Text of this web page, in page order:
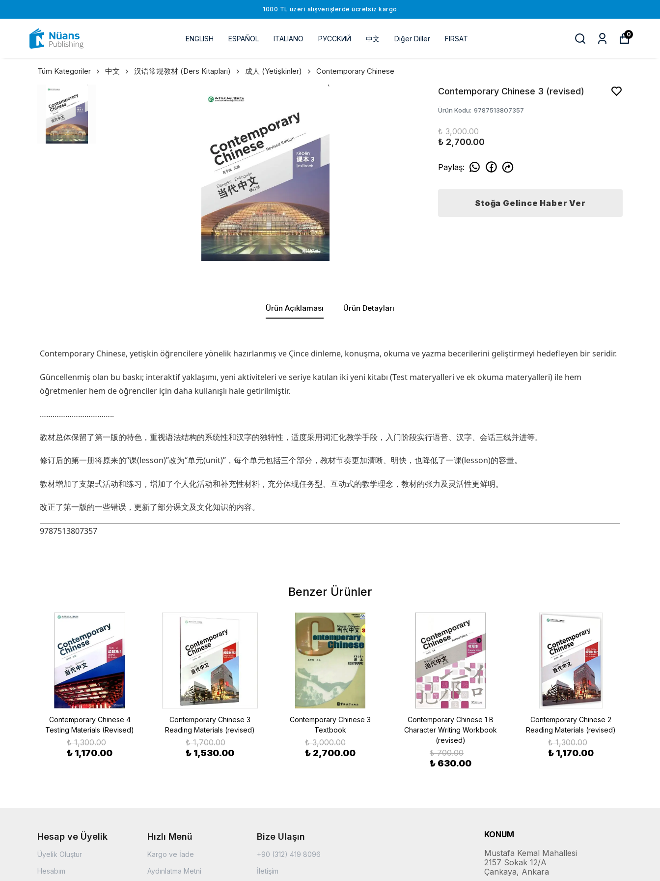
1000 TL üzeri alışverişlerde ücretsiz kargo
ENGLISH ESPAÑOL ITALIANO РУССKИЙ 中文 Diğer Diller FIRSAT
0
Tüm Kategoriler 中文 汉语常规教材 (Ders Kitapları) 成人 (Yetişkinler) Contemporary Chinese
Contemporary Chinese 3 (revised)
Ürün Kodu: 9787513807357
₺ 3,000.00
₺ 2,700.00
Paylaş:
Stoğa Gelince Haber Ver
Ürün Açıklaması Ürün Detayları
Contemporary Chinese, yetişkin öğrencilere yönelik hazırlanmış ve Çince dinleme, konuşma, okuma ve yazma becerilerini geliştirmeyi hedefleyen bir seridir.
Güncellenmiş olan bu baskı; interaktif yaklaşımı, yeni aktiviteleri ve seriye katılan iki yeni kitabı (Test materyalleri ve ek okuma materyalleri) ile hem
öğretmenler hem de öğrenciler için daha kullanışlı hale getirilmiştir.
……………………………..
教材总体保留了第一版的特色，重视语法结构的系统性和汉字的独特性，适度采用词汇化教学手段，入门阶段实行语音、汉字、会话三线并进等。
修订后的第一册将原来的“课(lesson)”改为“单元(unit)”，每个单元包括三个部分，教材节奏更加清晰、明快，也降低了一课(lesson)的容量。
教材增加了支架式活动和练习，增加了个人化活动和补充性材料，充分体现任务型、互动式的教学理念，教材的张力及灵活性更鲜明。
改正了第一版的一些错误，更新了部分课文及文化知识的内容。
9787513807357
Benzer Ürünler
Contemporary Chinese 4
Testing Materials (Revised)
₺ 1,300.00
₺ 1,170.00
Contemporary Chinese 3
Reading Materials (revised)
₺ 1,700.00
₺ 1,530.00
Contemporary Chinese 3
Textbook
₺ 3,000.00
₺ 2,700.00
Contemporary Chinese 1 B
Character Writing Workbook
(revised)
₺ 700.00
₺ 630.00
Contemporary Chinese 2
Reading Materials (revised)
₺ 1,300.00
₺ 1,170.00
Hesap ve Üyelik
Üyelik Oluştur
Hesabım
Hızlı Menü
Kargo ve İade
Aydınlatma Metni
Bize Ulaşın
+90 (312) 419 8096
İletişim
KONUM
Mustafa Kemal Mahallesi
2157 Sokak 12/A
Çankaya, Ankara